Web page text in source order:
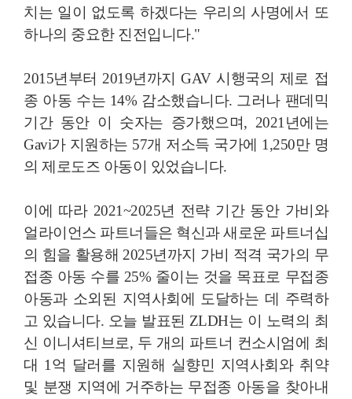
치는 일이 없도록 하겠다는 우리의 사명에서 또
하나의 중요한 진전입니다."
2015년부터 2019년까지 GAV 시행국의 제로 접
종 아동 수는 14% 감소했습니다. 그러나 팬데믹
기간 동안 이 숫자는 증가했으며, 2021년에는
Gavi가 지원하는 57개 저소득 국가에 1,250만 명
의 제로도즈 아동이 있었습니다.
이에 따라 2021~2025년 전략 기간 동안 가비와
얼라이언스 파트너들은 혁신과 새로운 파트너십
의 힘을 활용해 2025년까지 가비 적격 국가의 무
접종 아동 수를 25% 줄이는 것을 목표로 무접종
아동과 소외된 지역사회에 도달하는 데 주력하
고 있습니다. 오늘 발표된 ZLDH는 이 노력의 최
신 이니셔티브로, 두 개의 파트너 컨소시엄에 최
대 1억 달러를 지원해 실향민 지역사회와 취약
및 분쟁 지역에 거주하는 무접종 아동을 찾아내